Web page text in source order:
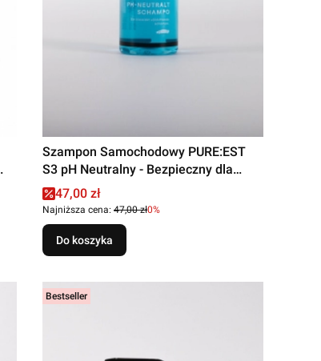
Szampon Samochodowy PURE:EST
S3 pH Neutralny - Bezpieczny dla
Wosków 500ml
Cena promocyjna
47,00 zł
Najniższa cena: 47,00 zł0%
Do koszyka
Bestseller